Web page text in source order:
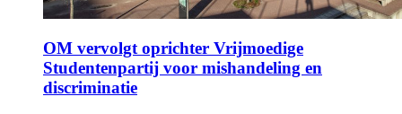
OM vervolgt oprichter Vrijmoedige
Studentenpartij voor mishandeling en
discriminatie